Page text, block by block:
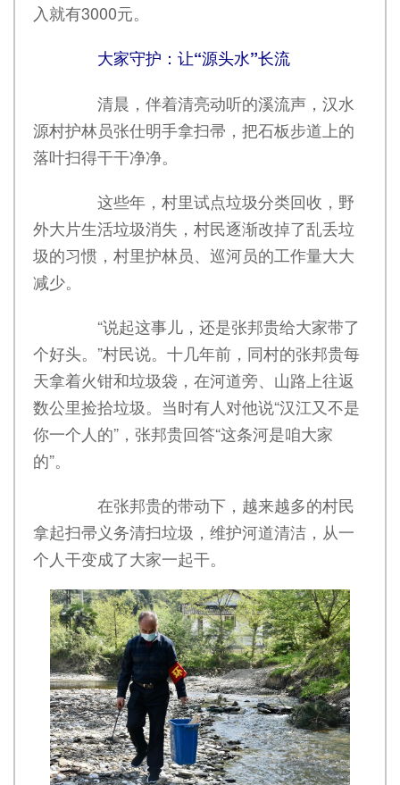
入就有3000元。
大家守护：让“源头水”长流
清晨，伴着清亮动听的溪流声，汉水
源村护林员张仕明手拿扫帚，把石板步道上的
落叶扫得干干净净。
这些年，村里试点垃圾分类回收，野
外大片生活垃圾消失，村民逐渐改掉了乱丢垃
圾的习惯，村里护林员、巡河员的工作量大大
减少。
“说起这事儿，还是张邦贵给大家带了
个好头。”村民说。十几年前，同村的张邦贵每
天拿着火钳和垃圾袋，在河道旁、山路上往返
数公里捡拾垃圾。当时有人对他说“汉江又不是
你一个人的”，张邦贵回答“这条河是咱大家
的”。
在张邦贵的带动下，越来越多的村民
拿起扫帚义务清扫垃圾，维护河道清洁，从一
个人干变成了大家一起干。